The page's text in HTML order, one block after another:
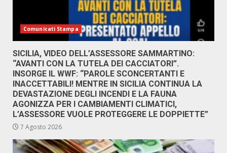
Comunicati Stampa
SICILIA, VIDEO DELL’ASSESSORE SAMMARTINO:
“AVANTI CON LA TUTELA DEI CACCIATORI”.
INSORGE IL WWF: “PAROLE SCONCERTANTI E
INACCETTABILI! MENTRE IN SICILIA CONTINUA LA
DEVASTAZIONE DEGLI INCENDI E LA FAUNA
AGONIZZA PER I CAMBIAMENTI CLIMATICI,
L’ASSESSORE VUOLE PROTEGGERE LE DOPPIETTE”
7 Agosto 2026